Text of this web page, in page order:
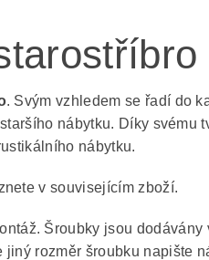
. Svým vzhledem se řadí do
nábytku. Díky svému
nábytku.
v souvisejícím zboží.
Šroubky jsou dodávány
rozměr šroubku napište